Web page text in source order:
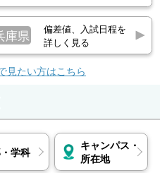
菱製薬、中外製薬、日
グループ食品、NHK、
工業、スズキ、
ANA、リクルート、ベ
ング、デロイト トー
務省 他
庫県
偏差値、入試日程を
詳しく見る
見たい方はこちら
学科
キャンパス・
所在地